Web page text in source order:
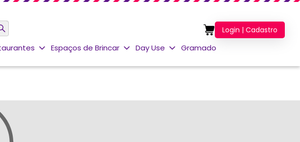
Espaços de Brincar Day Use Gramado
Login | Cadastro